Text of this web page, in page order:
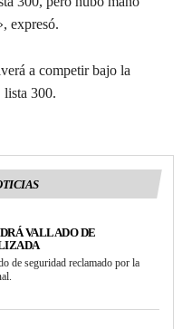
expresó.
a competir bajo la
lista 300.
VALLADO DE
de seguridad reclamado por la